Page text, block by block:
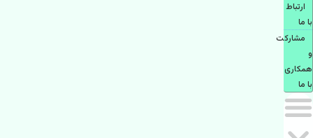
ارتباط
با ما
مشاركت
و
همكاری
با ما